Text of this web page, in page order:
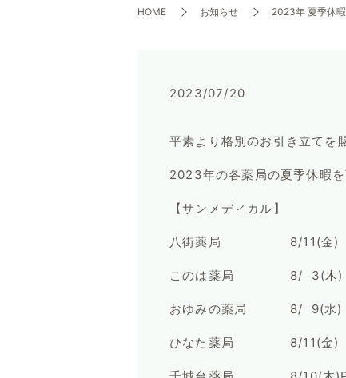
HOME お知らせ 2023年 夏季休
2023/07/20
平素より格別のお引き立てを
2023年の各薬局の夏季休暇
【サンメディカル】
八街薬局 8/11(金)
このは薬局 8/ 3(木
おゆみの薬局 8/ 9(水)
ひなた薬局 8/11(金)